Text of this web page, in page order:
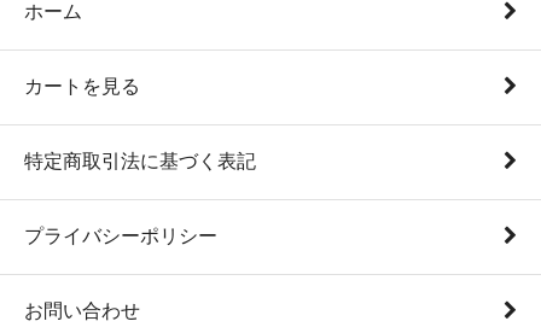
ホーム
カートを見る
特定商取引法に基づく表記
プライバシーポリシー
お問い合わせ